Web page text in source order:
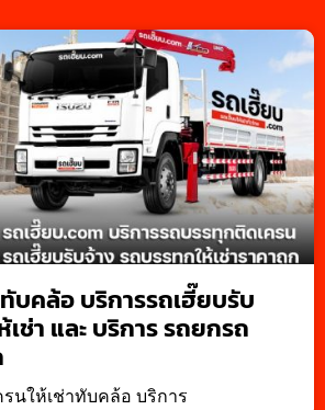
ทับคล้อ บริการรถเฮี๊ยบรับ
เช่า และ บริการ รถยกรถ
รนให้เช่าทับคล้อ บริการ